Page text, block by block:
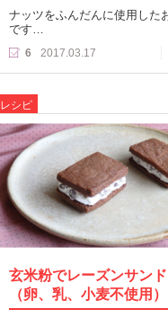
ナッツをふんだんに使用した
です…
6 2017.03.17
レシピ
玄米粉でレーズンサンド
（卵、乳、小麦不使用）